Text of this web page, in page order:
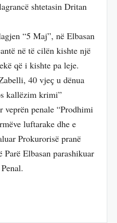
shtetasin Dritan
“5 Maj”, në Elbasan
në të cilën kishte një
që i kishte pa leje.
40 vjeҫ u dënua
kallëzim krimi”
veprën penale “Prodhimi
luftarake dhe e
Prokurorisë pranë
Parë Elbasan parashikuar